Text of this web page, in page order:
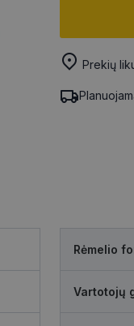
Prekių
Rėmelio
Vartotojų